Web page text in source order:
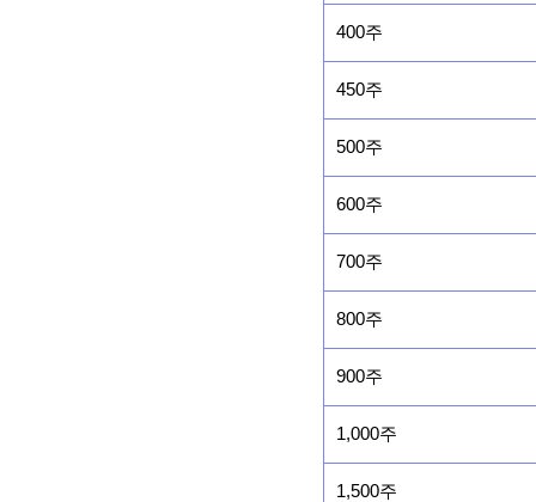
400주
450주
500주
600주
700주
800주
900주
1,000주
1,500주